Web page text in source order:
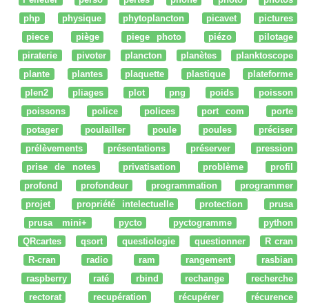
php
physique phytoplancton picavet
pictures
piece
piège piege photo piézo
pilotage
piraterie
pivoter plancton planètes
planktoscope
plante
plantes plaquette plastique
plateforme
plen2
pliages plot png poids
poisson
poissons
police polices port com
porte
potager
poulailler poule poules
préciser
prélèvements
présentations préserver
pression
prise de notes
privatisation problème
profil
profond
profondeur programmation
programmer
projet
propriété intelectuelle protection
prusa
prusa mini+
pycto pyctogramme
python
QRcartes
qsort questiologie questionner
R cran
R-cran
radio ram rangement
rasbian
raspberry
raté rbind rechange
recherche
rectorat
recupération récupérer
récurence